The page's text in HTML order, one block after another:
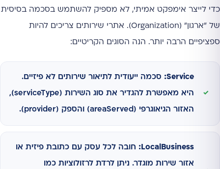
כדי לייצר אימפקט אמיתי, לא מספיק להשתמש בסכמה בסיסית
של "ארגון" (Organization). אתרי שירותים צריכים להיות
ספציפיים הרבה יותר. הנה הסוגים הקריטיים:
Service: סכמה ייעודית לתיאור שירותים לא פיזיים.
היא מאפשרת להגדיר את סוג השירות (serviceType),
האזור הגיאוגרפי (areaServed) והספק (provider).
LocalBusiness: חובה לכל עסק עם כתובת פיזית או
אזור שירות מוגדר. ניתן לרדת לרזולוציות כמו